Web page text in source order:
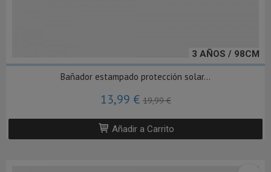
3 AÑOS / 98CM
Bañador estampado protección solar...
13,99 €19,99 €
Añadir a Carrito